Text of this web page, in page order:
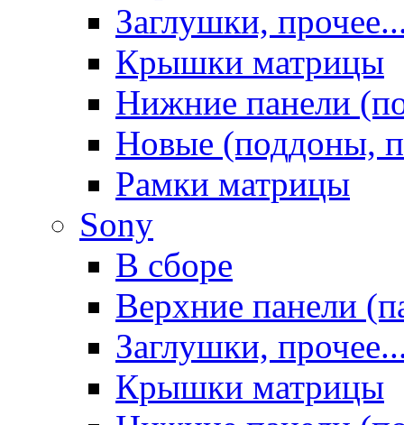
Заглушки,
Крышки матрицы
Нижние панели
Новые (поддоны,
Рамки матрицы
Sony
В сборе
Верхние панели
Заглушки,
Крышки матрицы